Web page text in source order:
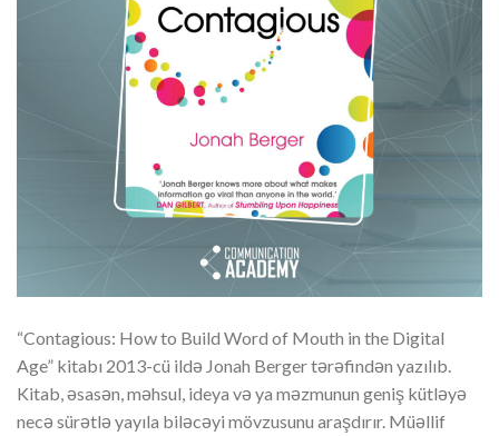
“Contagious: How to Build Word of Mouth in the Digital
Age” kitabı 2013-cü ildə Jonah Berger tərəfindən yazılıb.
Kitab, əsasən, məhsul, ideya və ya məzmunun geniş kütləyə
necə sürətlə yayıla biləcəyi mövzusunu araşdırır. Müəllif